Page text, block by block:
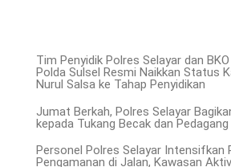
Tim Penyidik Polres Selayar dan
Polda Sulsel Resmi Naikkan Status
Nurul Salsa ke Tahap Penyidikan
Jumat Berkah, Polres Selayar
kepada Tukang Becak dan
Personel Polres Selayar Intensifkan
Pengamanan di Jalan, Kawasan